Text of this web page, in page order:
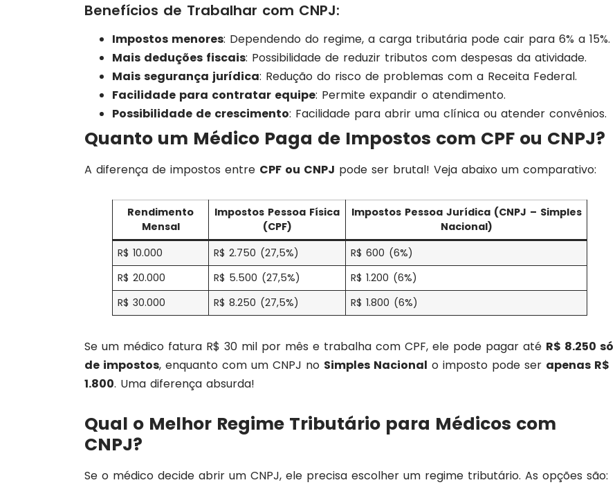
Benefícios de Trabalhar com CNPJ:
Impostos menores: Dependendo do regime, a carga tributária pode cair para 6% a 15%.
Mais deduções fiscais: Possibilidade de reduzir tributos com despesas da atividade.
Mais segurança jurídica: Redução do risco de problemas com a Receita Federal.
Facilidade para contratar equipe: Permite expandir o atendimento.
Possibilidade de crescimento: Facilidade para abrir uma clínica ou atender convênios.
Quanto um Médico Paga de Impostos com CPF ou CNPJ?
A diferença de impostos entre CPF ou CNPJ pode ser brutal! Veja abaixo um comparativo:
Rendimento
Mensal
Impostos Pessoa Física
(CPF)
Impostos Pessoa Jurídica (CNPJ – Simples
Nacional)
R$ 10.000
R$ 2.750 (27,5%)
R$ 600 (6%)
R$ 20.000
R$ 5.500 (27,5%)
R$ 1.200 (6%)
R$ 30.000
R$ 8.250 (27,5%) R$ 1.800 (6%)
Se um médico fatura R$ 30 mil por mês e trabalha com CPF, ele pode pagar até R$ 8.250 só
de impostos, enquanto com um CNPJ no Simples Nacional o imposto pode ser apenas R$
1.800. Uma diferença absurda!
Qual o Melhor Regime Tributário para Médicos com
CNPJ?
Se o médico decide abrir um CNPJ, ele precisa escolher um regime tributário. As opções são: